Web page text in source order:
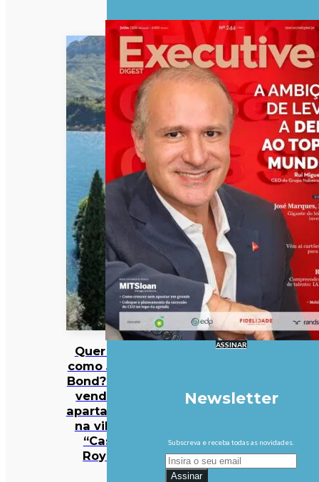
Quer viver
como James
Bond? Está à
venda um
apartamento
na villa de
“Casino
Royale”
ASSINAR
Newsletter
Subscreva e receba todas as novidades.
Assinar